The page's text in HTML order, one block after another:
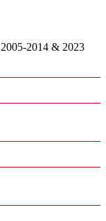
2014 & 2023